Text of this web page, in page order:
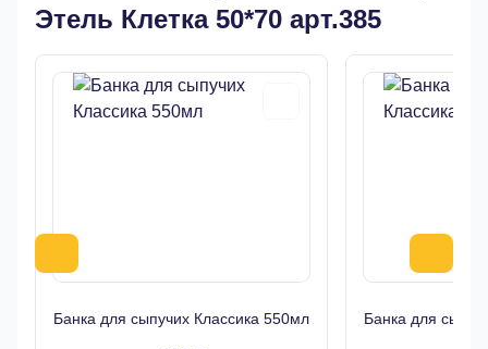
Этель Клетка 50*70 арт.385
Банка для сыпучих Классика 550мл Банка для